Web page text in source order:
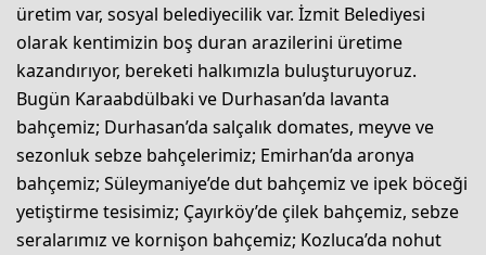
üretim var, sosyal belediyecilik var. İzmit Belediyesi
olarak kentimizin boş duran arazilerini üretime
kazandırıyor, bereketi halkımızla buluşturuyoruz.
Bugün Karaabdülbaki ve Durhasan’da lavanta
bahçemiz; Durhasan’da salçalık domates, meyve ve
sezonluk sebze bahçelerimiz; Emirhan’da aronya
bahçemiz; Süleymaniye’de dut bahçemiz ve ipek böceği
yetiştirme tesisimiz; Çayırköy’de çilek bahçemiz, sebze
seralarımız ve kornişon bahçemiz; Kozluca’da nohut